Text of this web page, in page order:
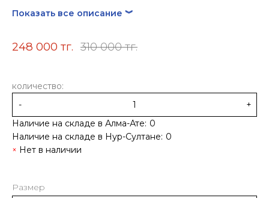
Показать все описание ︾
248 000 тг. 310 000 тг.
количество:
-
+
Наличие на складе в Алма-Ате: 0
Наличие на складе в Нур-Султане: 0
Нет в наличии
Размер